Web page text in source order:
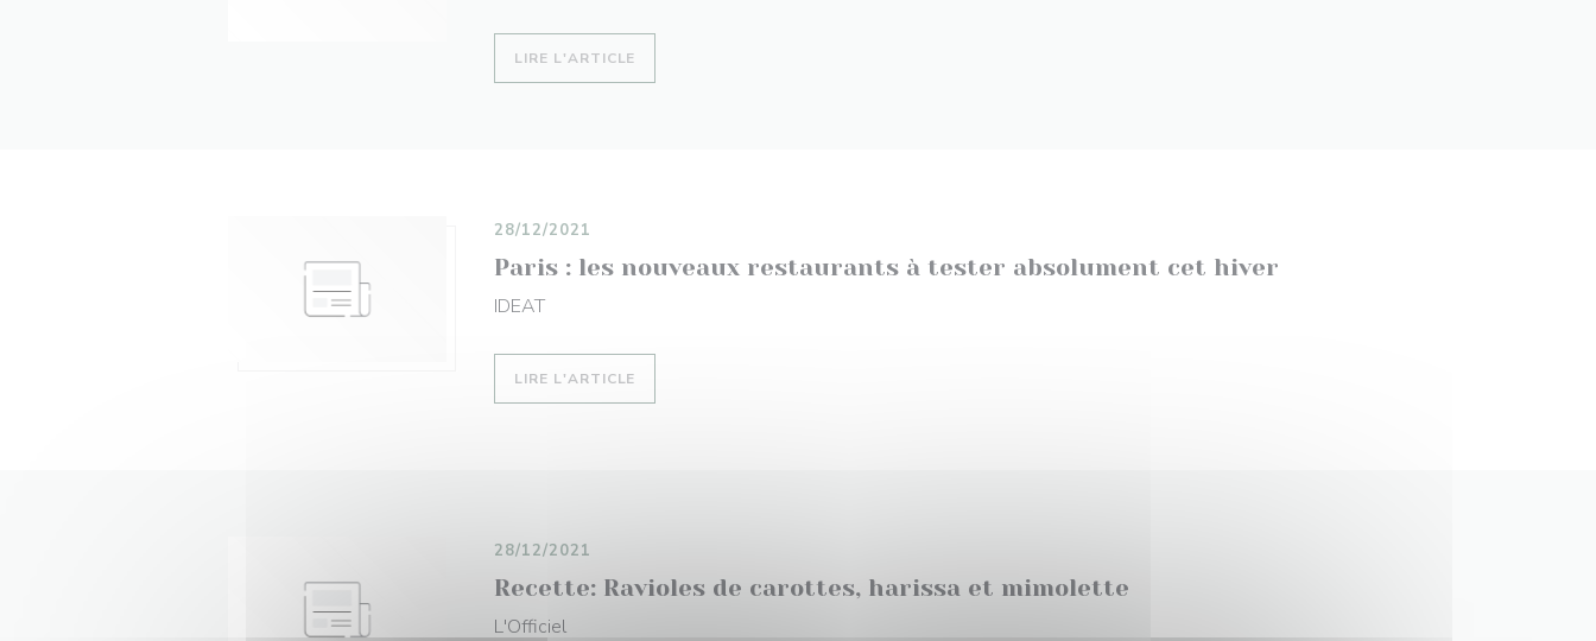
LIRE L'ARTICLE
Paris : les nouveaux restaurants à tester absolument cet hiver
28/12/2021
IDEAT
LIRE L'ARTICLE
Recette: Ravioles de carottes, harissa et mimolette
28/12/2021
L'Officiel